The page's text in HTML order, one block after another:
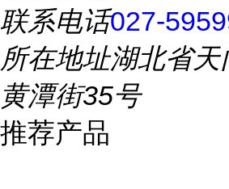
联系电话027-
所在地址湖北省天
黄潭街35号
推荐产品